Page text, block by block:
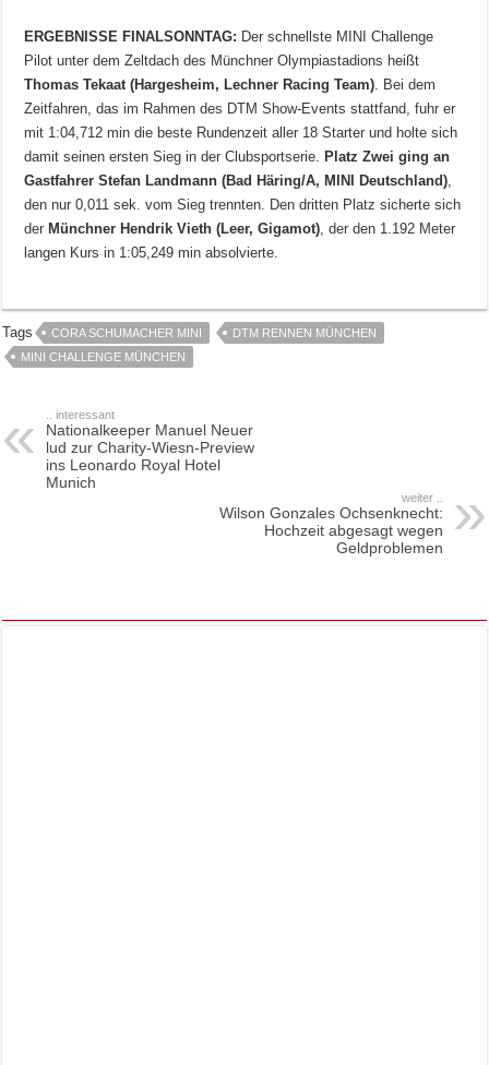
ERGEBNISSE FINALSONNTAG: Der schnellste MINI Challenge
Pilot unter dem Zeltdach des Münchner Olympiastadions heißt
Thomas Tekaat (Hargesheim, Lechner Racing Team) . Bei dem
Zeitfahren, das im Rahmen des DTM Show-Events stattfand, fuhr er
mit 1:04,712 min die beste Rundenzeit aller 18 Starter und holte sich
damit seinen ersten Sieg in der Clubsportserie.
Platz Zwei ging an
Gastfahrer Stefan Landmann (Bad Häring/A, MINI Deutschland)
den nur 0,011 sek. vom Sieg trennten. Den dritten Platz sicherte sich
der Münchner Hendrik Vieth (Leer, Gigamot) , der den 1.192 Meter
langen Kurs in 1:05,249 min absolvierte.
Tags CORA SCHUMACHER MINI
DTM RENNEN MÜNCHEN
MINI CHALLENGE MÜNCHEN
.. interessant
Nationalkeeper Manuel Neuer
lud zur Charity-Wiesn-Preview
ins Leonardo Royal Hotel
Munich
weiter ..
Wilson Gonzales Ochsenknecht:
Hochzeit abgesagt wegen
Geldproblemen